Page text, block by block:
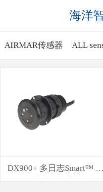
海洋
AIRMAR传感器 ALL
DX900+ 多日志Smart™ 电